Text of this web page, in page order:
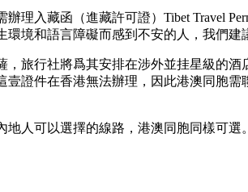
理入藏函（進藏許可證）Tibet Travel
境和語言障礙而感到不安的人，我們建
旅行社將爲其安排在涉外並挂星級的
證件在香港無法辦理，因此港澳同胞
人可以選擇的線路，港澳同胞同樣可選